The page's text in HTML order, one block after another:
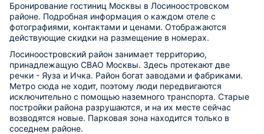
Бронирование гостиниц Москвы в Лосиноостровском
районе. Подробная информация о каждом отеле с
фотографиями, контактами и ценами. Отображаются
действующие скидки на размещение в номерах.
Лосиноостровский район занимает территорию,
принадлежащую СВАО Москвы. Здесь протекают две
речки - Яуза и Ичка. Район богат заводами и фабриками.
Метро сюда не ходит, поэтому люди передвигаются
исключительно с помощью наземного транспорта. Старые
постройки района разрушаются, и на их месте сейчас
возводятся новые. Парковая зона находится только в
соседнем районе.